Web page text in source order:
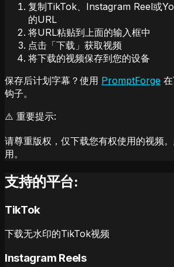
复制TikTok、Instagram Reel或
的URL
将URL粘贴到上面的输入框中
点击「下载」获取视频
将下载的视频保存到您的设备
保存后计划字幕？使用 PromptForge
钩子。
⚠️ 重要提示:
请尊重版权，仅下载您有权使用的视频
用。
支持的平台:
TikTok
下载无水印的TikTok视频
Instagram Reels